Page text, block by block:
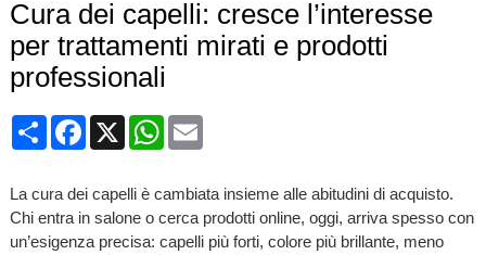
Cura dei capelli: cresce l’interesse
per trattamenti mirati e prodotti
professionali
CondividiFacebook
X WhatsApp
Email
La cura dei capelli è cambiata insieme alle abitudini di acquisto.
Chi entra in salone o cerca prodotti online, oggi, arriva spesso con
un’esigenza precisa: capelli più forti, colore più brillante, meno